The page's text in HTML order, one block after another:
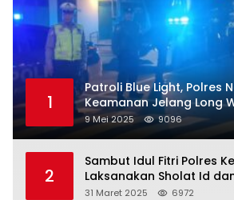
1
Patroli Blue Light, Polres
Keamanan Jelang Long
9 Mei 2025 9096
2
Sambut Idul Fitri Polres
Laksanakan Sholat Id
Halalbihalal
31 Maret 2025 6972